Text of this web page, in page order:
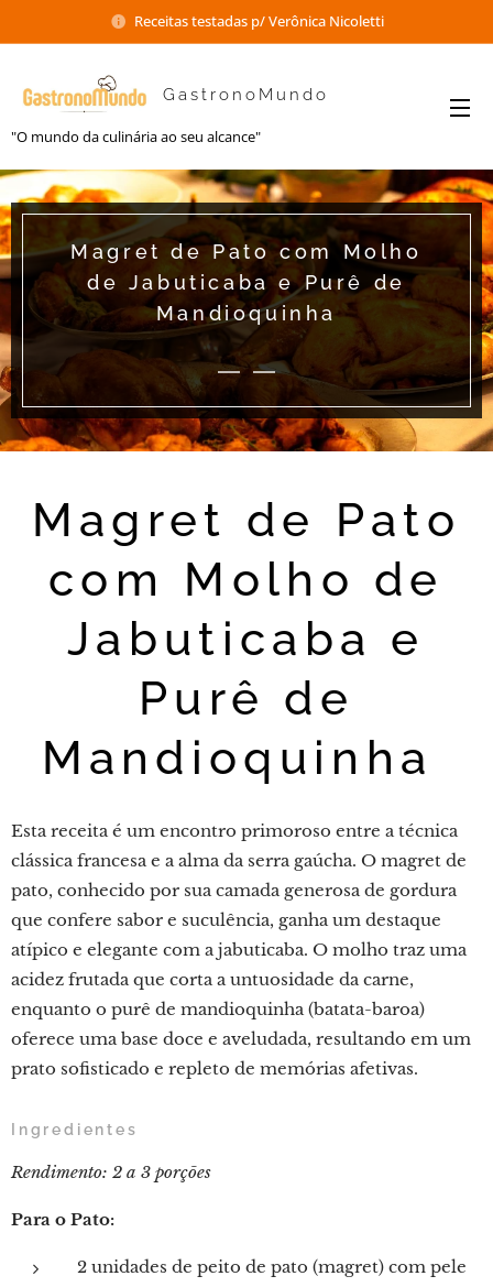
Receitas testadas p/ Verônica Nicoletti
GastronoMundo
"O mundo da culinária ao seu alcance"
Magret de Pato com Molho
de Jabuticaba e Purê de
Mandioquinha
Magret de Pato
com Molho de
Jabuticaba e
Purê de
Mandioquinha
Esta receita é um encontro primoroso entre a técnica
clássica francesa e a alma da serra gaúcha. O magret de
pato, conhecido por sua camada generosa de gordura
que confere sabor e suculência, ganha um destaque
atípico e elegante com a jabuticaba. O molho traz uma
acidez frutada que corta a untuosidade da carne,
enquanto o purê de mandioquinha (batata-baroa)
oferece uma base doce e aveludada, resultando em um
prato sofisticado e repleto de memórias afetivas.
Ingredientes
Rendimento: 2 a 3 porções
Para o Pato:
2 unidades de peito de pato (magret) com pele